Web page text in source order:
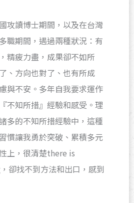
攻讀博士期間，以及在台灣
職期間，遇過兩種狀況：有
精疲力盡，成果卻不如所
、方向也對了、也有所成
與不安。多年自我要求運作
不知所措』經驗和感受。理
多的不知所措經驗中，這種
慣讓我勇於突破、累積多元
上，很清楚there is
卻找不到方法和出口，感到